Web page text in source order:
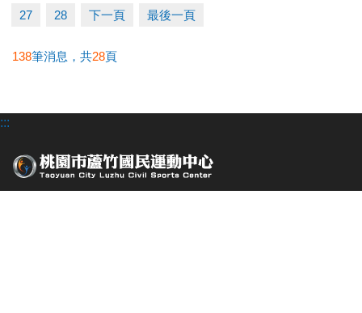
課務部：03-2639066 #115
27 28 下一頁 最後一頁
138筆消息，共28頁
:::